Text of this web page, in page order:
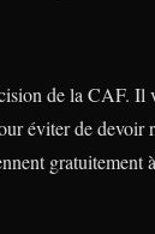
de la CAF. Il
éviter de devoir
gratuitement